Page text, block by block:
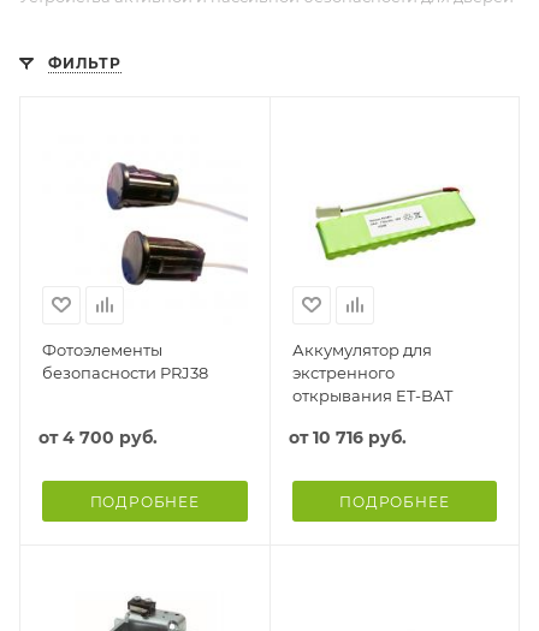
ФИЛЬТР
Фотоэлементы
безопасности PRJ38
от4 700 руб.
ПОДРОБНЕЕ
Аккумулятор для
экстренного
открывания ET-BAT
от10 716 руб.
ПОДРОБНЕЕ